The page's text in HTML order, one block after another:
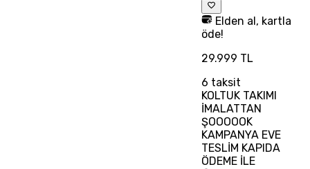
Elden al, kartla
öde!
29.999 TL
6 taksit
KOLTUK TAKIMI
İMALATTAN
ŞOOOOOK
KAMPANYA EVE
TESLİM KAPIDA
ÖDEME İLE